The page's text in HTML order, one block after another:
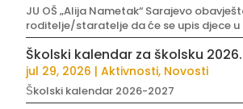
JU OŠ „Alija Nametak“ Sarajevo
roditelje/staratelje da će se upis djece u
Školski kalendar za školsku
jul 29, 2026 |Aktivnosti, Novosti
Školski kalendar 2026-2027